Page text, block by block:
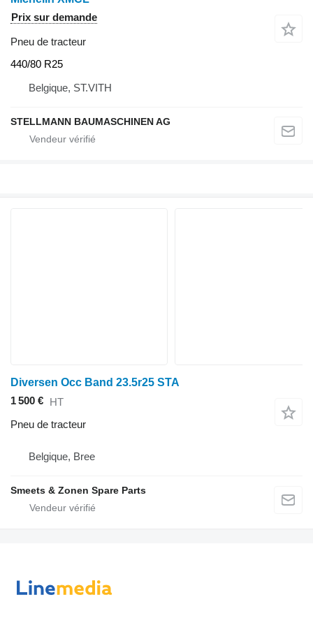
Prix sur demande
Pneu de tracteur
440/80 R25
Belgique, ST.VITH
STELLMANN BAUMASCHINEN AG
Diversen Occ Band 23.5r25 STA
1 500 € HT
Pneu de tracteur
Belgique, Bree
Smeets & Zonen Spare Parts